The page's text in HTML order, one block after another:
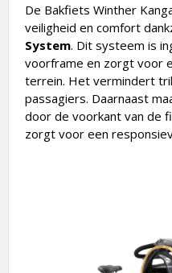
De Bakfiets Winther
veiligheid en comfort
System. Dit systeem is
voorframe en zorgt voor
terrein. Het vermindert
passagiers. Daarnaast
door de voorkant van de
zorgt voor een